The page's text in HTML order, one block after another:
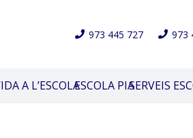
973 445 727 973
A L’ESCOLAESCOLA PIASERVEIS